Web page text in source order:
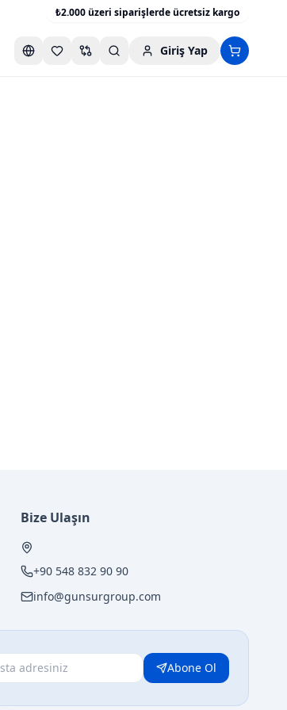
₺2.000 üzeri siparişlerde ücretsiz kargo
Favori listesini aç
Karşılaştırma listesini aç
Giriş Yap
Bize Ulaşın
+90 548 832 90 90
info@gunsurgroup.com
Abone Ol